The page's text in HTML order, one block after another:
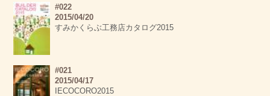
#022
2015/04/20
すみかくらぶ工務店カタログ2015
#021
2015/04/17
IECOCORO2015